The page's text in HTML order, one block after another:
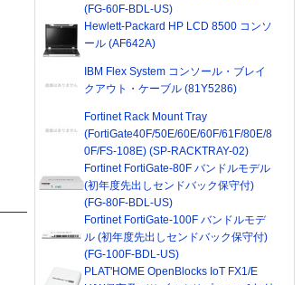
(FG-60F-BDL-US)
Hewlett-Packard HP LCD 8500 コンソ
ール (AF642A)
IBM Flex System コンソール・ブレイ
クアウト・ケーブル (81Y5286)
Fortinet Rack Mount Tray
(FortiGate40F/50E/60E/60F/61F/80E/8
0F/FS-108E) (SP-RACKTRAY-02)
Fortinet FortiGate-80F バンドルモデル
(初年度先出しセンドバック保守付)
(FG-80F-BDL-US)
Fortinet FortiGate-100F バンドルモデ
ル (初年度先出しセンドバック保守付)
(FG-100F-BDL-US)
PLAT'HOME OpenBlocks IoT FX1/E